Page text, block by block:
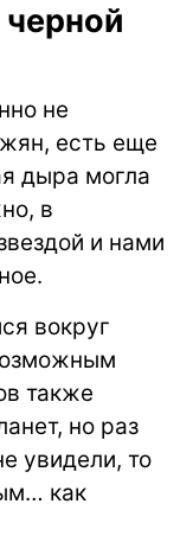
не
есть еще
дыра могла
в
и нами
вокруг
также
но раз
увидели, то
как